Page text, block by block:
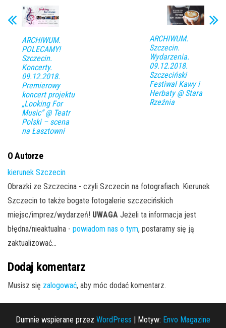
ARCHIWUM.
POLECAMY!
Szczecin.
Koncerty.
09.12.2018.
Premierowy
koncert projektu
„Looking For
Music” @ Teatr
Polski – scena
na Łasztowni
ARCHIWUM.
Szczecin.
Wydarzenia.
09.12.2018.
Szczeciński
Festiwal Kawy i
Herbaty @ Stara
Rzeźnia
O Autorze
kierunek Szczecin
Obrazki ze Szczecina - czyli Szczecin na fotografiach. Kierunek
Szczecin to także bogate fotogalerie szczecińskich
miejsc/imprez/wydarzeń! UWAGA Jeżeli ta informacja jest
błędna/nieaktualna - powiadom nas o tym, postaramy się ją
zaktualizować...
Dodaj komentarz
Musisz się zalogować, aby móc dodać komentarz.
Dumnie wspierane przez WordPress | Motyw: Envo Magazine